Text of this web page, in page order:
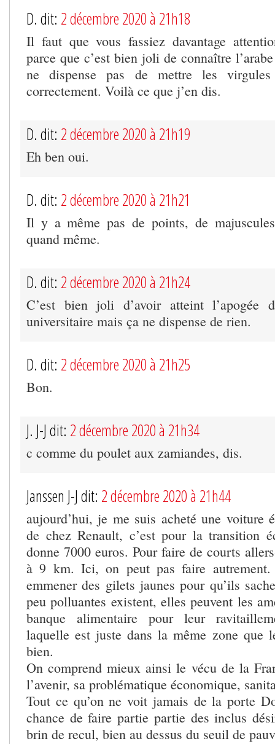
D. dit: 2 décembre 2020 à 21h18
Il faut que vous fassiez davantage
parce que c’est bien joli de connaître
ne dispense pas de mettre les
correctement. Voilà ce que j’en dis.
D. dit: 2 décembre 2020 à 21h19
Eh ben oui.
D. dit: 2 décembre 2020 à 21h21
Il y a même pas de points, de
quand même.
D. dit: 2 décembre 2020 à 21h24
C’est bien joli d’avoir atteint l’apogée
universitaire mais ça ne dispense de rien.
D. dit: 2 décembre 2020 à 21h25
Bon.
J. J-J dit: 2 décembre 2020 à 21h34
c comme du poulet aux zamiandes, dis.
Janssen J-J dit: 2 décembre 2020 à 21h44
aujourd’hui, je me suis acheté une voiture
de chez Renault, c’est pour la transition
donne 7000 euros. Pour faire de courts
à 9 km. Ici, on peut pas faire
emmener des gilets jaunes pour qu’ils
peu polluantes existent, elles peuvent les
banque alimentaire pour leur
laquelle est juste dans la même zone que
bien.
On comprend mieux ainsi le vécu de la
l’avenir, sa problématique économique,
Tout ce qu’on ne voit jamais de la porte
chance de faire partie partie des inclus
brin de recul, bien au dessus du seuil de